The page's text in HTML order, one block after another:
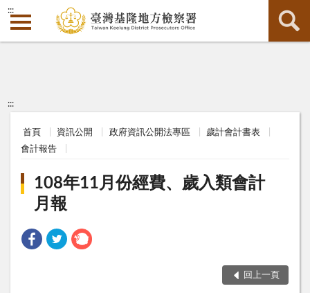
:::
:::
首頁 資訊公開 政府資訊公開法專區
歲計會計書表
會計報告
108年11月份經費、歲入類會計
月報
回上一頁